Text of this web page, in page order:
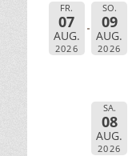
FR.
07
AUG.
2026
SO.
09
AUG.
2026
SA.
08
AUG.
2026